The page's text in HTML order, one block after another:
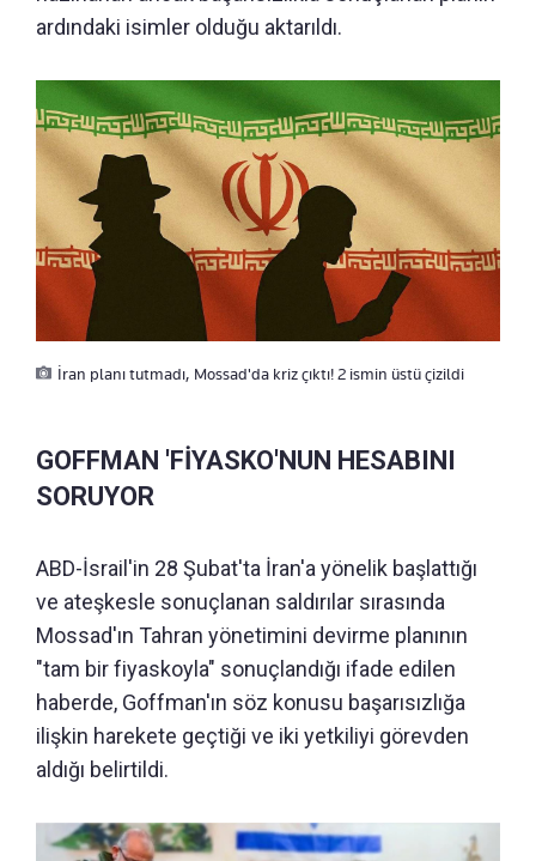
ardındaki isimler olduğu aktarıldı.
İran planı tutmadı, Mossad'da kriz çıktı! 2 ismin üstü çizildi
GOFFMAN 'FİYASKO'NUN HESABINI
SORUYOR
ABD-İsrail'in 28 Şubat'ta İran'a yönelik başlattığı
ve ateşkesle sonuçlanan saldırılar sırasında
Mossad'ın Tahran yönetimini devirme planının
"tam bir fiyaskoyla" sonuçlandığı ifade edilen
haberde, Goffman'ın söz konusu başarısızlığa
ilişkin harekete geçtiği ve iki yetkiliyi görevden
aldığı belirtildi.